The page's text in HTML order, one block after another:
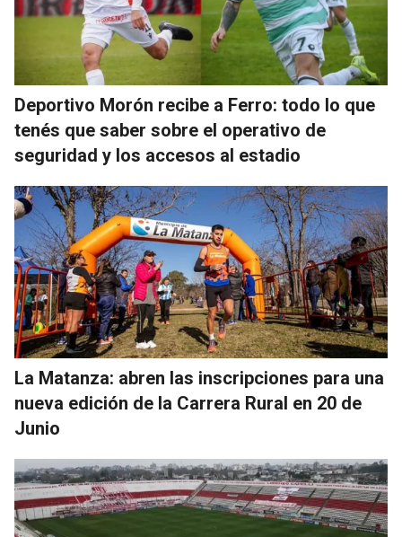
Deportivo Morón recibe a Ferro: todo lo que
tenés que saber sobre el operativo de
seguridad y los accesos al estadio
La Matanza: abren las inscripciones para una
nueva edición de la Carrera Rural en 20 de
Junio